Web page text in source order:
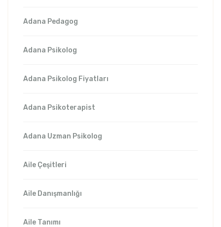
Adana Pedagog
Adana Psikolog
Adana Psikolog Fiyatları
Adana Psikoterapist
Adana Uzman Psikolog
Aile Çeşitleri
Aile Danışmanlığı
Aile Tanımı